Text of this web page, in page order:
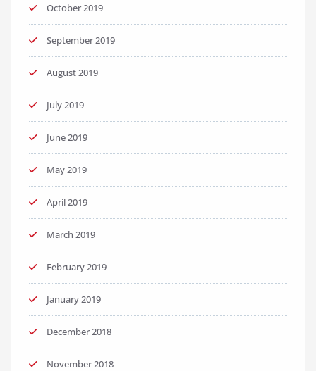
October 2019
September 2019
August 2019
July 2019
June 2019
May 2019
April 2019
March 2019
February 2019
January 2019
December 2018
November 2018